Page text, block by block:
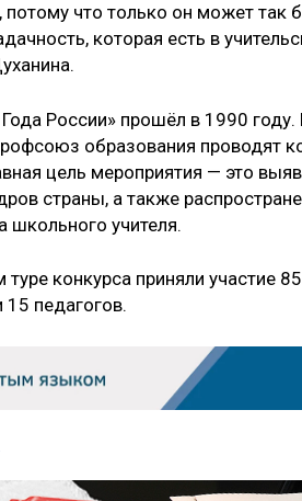
что только он может так
которая есть в
России» прошёл в 1990
образования проводят
цель мероприятия — это
страны, а также
учителя.
конкурса приняли участие
15 педагогов.